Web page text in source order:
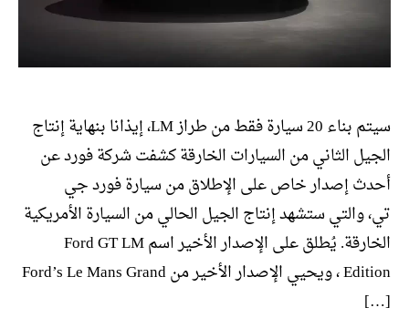
سيتم بناء 20 سيارة فقط من طراز LM، إيذانا بنهاية إنتاج
الجيل الثاني من السيارات الخارقة كشفت شركة فورد عن
أحدث إصدار خاص على الإطلاق من سيارة فورد جي
تي، والتي ستشهد إنتاج الجيل الحالي من السيارة الأمريكية
الخارقة. يُطلق على الإصدار الأخير اسم Ford GT LM
Edition ، ويحيي الإصدار الأخير من Ford’s Le Mans Grand
[…]